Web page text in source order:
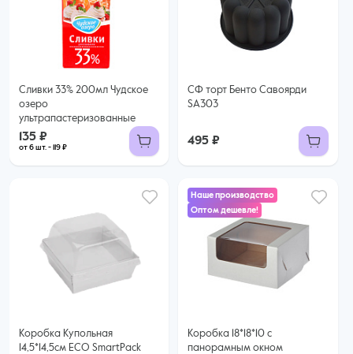
Сливки 33% 200мл Чудское
озеро
ультрапастеризованные
135 ₽
от 6 шт. - 119 ₽
135 ₽
119 ₽ за шт. при заказе от 6 шт.
Купить оптом
СФ торт Бенто Савоярди
SA303
495 ₽
Коробка Купольная
14,5*14,5см ECO SmartPack
Наше производство
Оптом дешевле!
Коробка 18*18*10 с
панорамным окном
45 ₽
39 ₽ за шт. при заказе от 25 шт.
Купить оптом